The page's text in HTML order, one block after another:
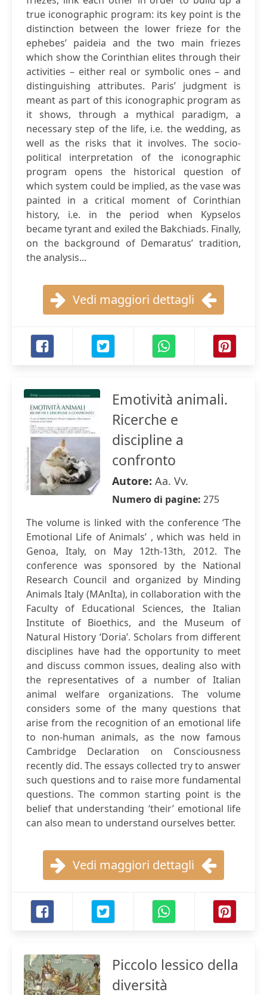
true iconographic program: its key point is the
distinction between the lower frieze for the
ephebes’ paideia and the two main friezes
which show the Corinthian elites through their
activities – either real or symbolic ones – and
distinguishing attributes. Paris’ judgment is
meant as part of this iconographic program as
it shows, through a mythical paradigm, a
necessary step of the life, i.e. the wedding, as
well as the risks that it involves. The socio-
political interpretation of the iconographic
program opens the historical question of
which system could be implied, as the vase was
painted in a critical moment of Corinthian
history, i.e. in the period when Kypselos
became tyrant and exiled the Bakchiads. Finally,
on the background of Demaratus’ tradition,
the analysis...
Vedi maggiori dettagli
Emotività animali.
Ricerche e
discipline a
confronto
Autore: Aa. Vv.
Numero di pagine: 275
The volume is linked with the conference ‘The
Emotional Life of Animals’ , which was held in
Genoa, Italy, on May 12th-13th, 2012. The
conference was sponsored by the National
Research Council and organized by Minding
Animals Italy (MAnIta), in collaboration with the
Faculty of Educational Sciences, the Italian
Institute of Bioethics, and the Museum of
Natural History ‘Doria’. Scholars from different
disciplines have had the opportunity to meet
and discuss common issues, dealing also with
the representatives of a number of Italian
animal welfare organizations. The volume
considers some of the many questions that
arise from the recognition of an emotional life
to non-human animals, as the now famous
Cambridge Declaration on Consciousness
recently did. The essays collected try to answer
such questions and to raise more fundamental
questions. The common starting point is the
belief that understanding ‘their’ emotional life
can also mean to understand ourselves better.
Vedi maggiori dettagli
Piccolo lessico della
diversità